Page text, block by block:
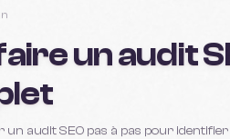
un audit
audit SEO pas à pas pour